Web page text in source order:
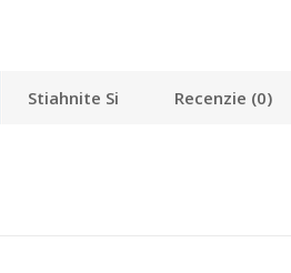
Stiahnite Si Recenzie (0)